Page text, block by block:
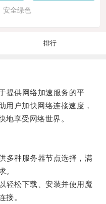
安全绿色
排行
供网络加速服务的平
用户加快网络连接速度，
地享受网络世界。
种服务器节点选择，满
。
松下载、安装并使用魔
接。